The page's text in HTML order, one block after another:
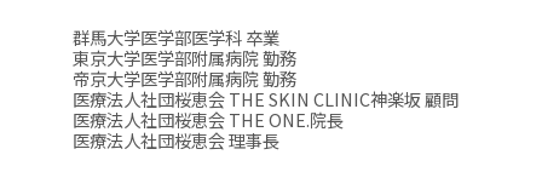
群馬大学医学部医学科 卒業
東京大学医学部附属病院 勤務
帝京大学医学部附属病院 勤務
医療法人社団桜恵会 THE SKIN CLINIC神楽坂 顧問
医療法人社団桜恵会 THE ONE.院長
医療法人社団桜恵会 理事長